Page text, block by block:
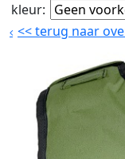
kleur:
<<terug naar